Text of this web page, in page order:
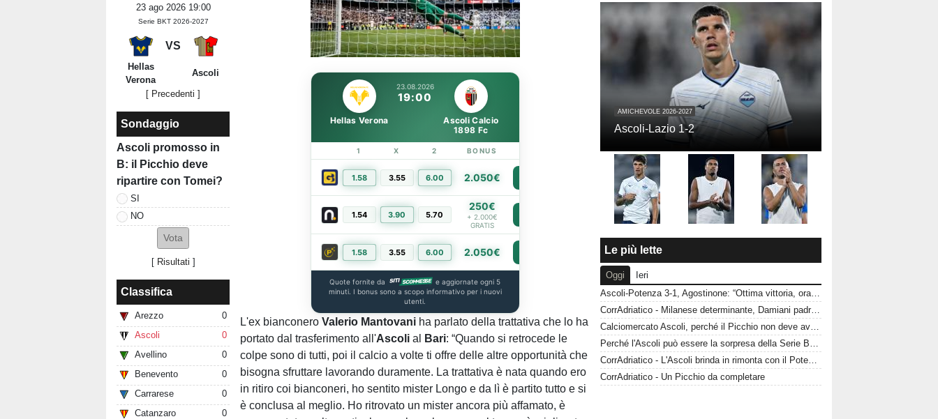
23 ago 2026 19:00
Serie BKT 2026-2027
VS
Hellas
Verona
Ascoli
[ Precedenti ]
Sondaggio
Ascoli promosso in
B: il Picchio deve
ripartire con Tomei?
SI
NO
[ Risultati ]
Classifica
Arezzo
0
Ascoli
0
Avellino
0
Benevento
0
Carrarese
0
Catanzaro
0
Unmute
Loaded:
100.00%
23.08.2026
19:00
Hellas Verona
Ascoli Calcio
1898 Fc
1 X 2 BONUS
1.58 3.55 6.00 2.050€
1.54 3.90 5.70
250€
+ 2.000€
GRATIS
1.58 3.55 6.00 2.050€
Quote fornite da
e aggiornate ogni 5
minuti. I bonus sono a scopo informativo per i nuovi
utenti.
L'ex bianconeroValerio Mantovani ha parlato della trattativa che lo ha
portato dal trasferimento all'Ascoli al Bari: “Quando si retrocede le
colpe sono di tutti, poi il calcio a volte ti offre delle altre opportunità che
bisogna sfruttare lavorando duramente. La trattativa è nata quando ero
in ritiro coi bianconeri, ho sentito mister Longo e da lì è partito tutto e si
è conclusa al meglio. Ho ritrovato un mister ancora più affamato, è
AMICHEVOLE 2026-2027
Ascoli-Lazio 1-2
Le più lette
Oggi
Ieri
Ascoli-Potenza 3-1, Agostinone: “Ottima vittoria, ora testa al Genoa”
CorrAdriatico - Milanese determinante, Damiani padrone del campo: le pagelle di Ascoli-Potenza
Calciomercato Ascoli, perché il Picchio non deve avere fretta sul mercato
Perché l'Ascoli può essere la sorpresa della Serie B: i motivi per credere nel Picchio
CorrAdriatico - L'Ascoli brinda in rimonta con il Potenza
CorrAdriatico - Un Picchio da completare